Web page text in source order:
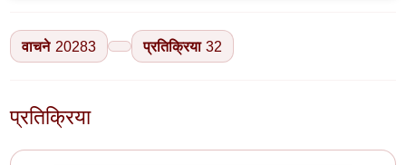
वाचने 20283 प्रतिक्रिया 32
प्रतिक्रिया